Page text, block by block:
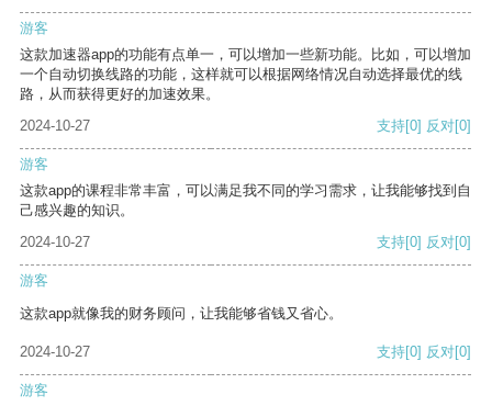
游客
这款加速器app的功能有点单一，可以增加一些新功能。比如，可以增加
一个自动切换线路的功能，这样就可以根据网络情况自动选择最优的线
路，从而获得更好的加速效果。
2024-10-27
支持[0] 反对[0]
游客
这款app的课程非常丰富，可以满足我不同的学习需求，让我能够找到自
己感兴趣的知识。
2024-10-27
支持[0] 反对[0]
游客
这款app就像我的财务顾问，让我能够省钱又省心。
2024-10-27 支持[0] 反对[0]
游客